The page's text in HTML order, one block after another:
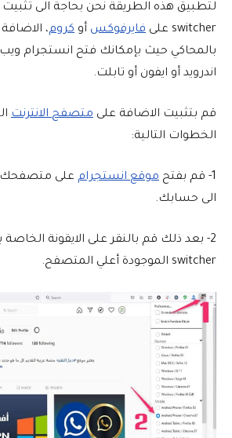
switcher على
فايرفوكس أو كروم،
بالمحاكي حيث بإمكانك فتح انستجرام
اندرويد أو ايفون أو تابلت.
قم بتثبيت الاضافة على متصفح الانترنت
الخطوات التالية:
1- قم بفتح موقع انستجرام على متصفحك
الى حسابك.
switcher الموجودة أعلي المتصفح.